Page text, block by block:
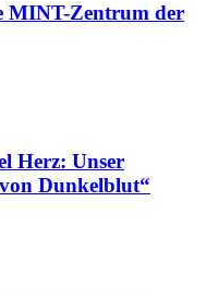
MINT-Zentrum der
Herz: Unser
Dunkelblut“